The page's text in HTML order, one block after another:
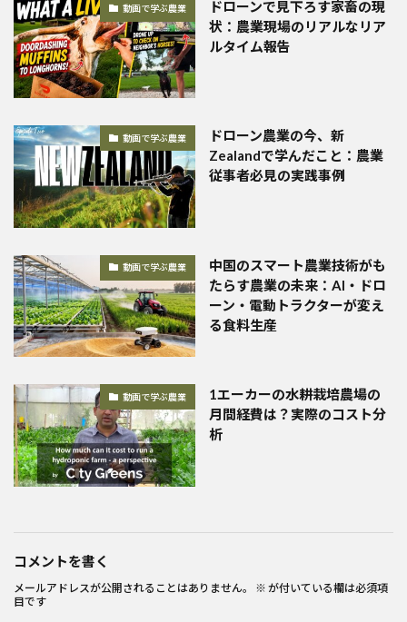
動画で学ぶ農業
ドローンで見下ろす家畜の現
状：農業現場のリアルなリア
ルタイム報告
動画で学ぶ農業
ドローン農業の今、新
Zealandで学んだこと：農業
従事者必見の実践事例
動画で学ぶ農業
中国のスマート農業技術がも
たらす農業の未来：AI・ドロ
ーン・電動トラクターが変え
る食料生産
動画で学ぶ農業
1エーカーの水耕栽培農場の
月間経費は？実際のコスト分
析
コメントを書く
メールアドレスが公開されることはありません。 ※ が付いている欄は必須項
目です